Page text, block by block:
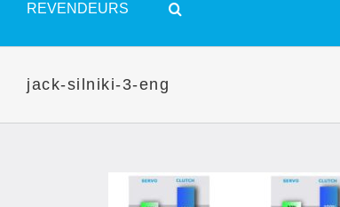
REVENDEURS
jack-silniki-3-eng